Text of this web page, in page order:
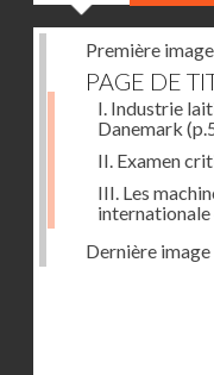
Première image
PAGE DE
I. Industrie
Danemark
II. Examen
III. Les
Dernière image